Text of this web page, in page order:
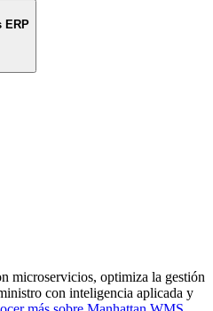
ERP
microservicios, optimiza la gestión
con inteligencia aplicada y